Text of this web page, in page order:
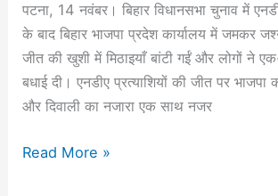
पटना, 14 नवंबर। बिहार विधानसभा चुनाव में
के बाद बिहार भाजपा प्रदेश कार्यालय में जमकर
जीत की खुशी में मिठाइयाँ बांटी गईं और लोगों ने
बधाई दी। एनडीए प्रत्याशियों की जीत पर भाजपा
और दिवाली का नजारा एक साथ नजर
डॉ.
दिलीप
जायसवाल
Read More »